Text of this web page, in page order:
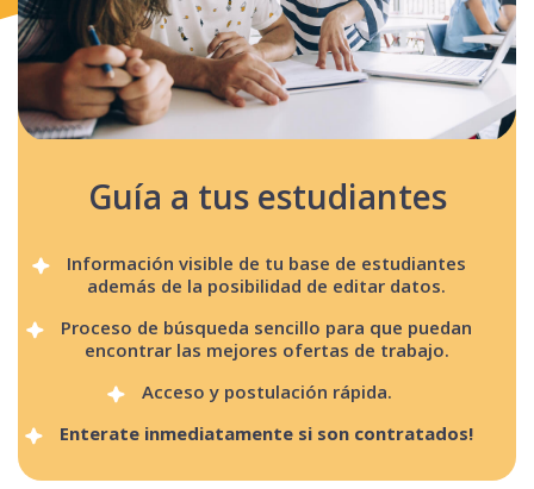
Guía a tus estudiantes
Información visible de tu base de estudiantes
además de la posibilidad de editar datos.
Proceso de búsqueda sencillo para que puedan
encontrar las mejores ofertas de trabajo.
Acceso y postulación rápida.
Enterate inmediatamente si son contratados!